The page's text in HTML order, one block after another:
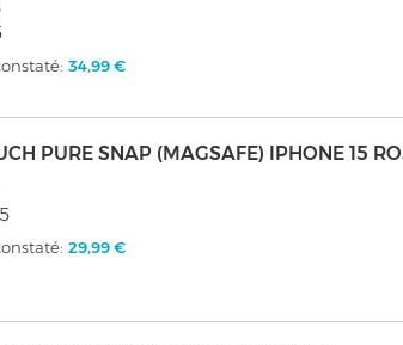
34,99 €
PURE SNAP (MAGSAFE) IPHONE 15
29,99 €